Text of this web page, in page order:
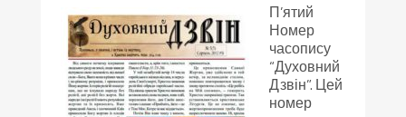
П’ятий
Номер
часопису
“Духовний
Дзвін”. Цей
номер